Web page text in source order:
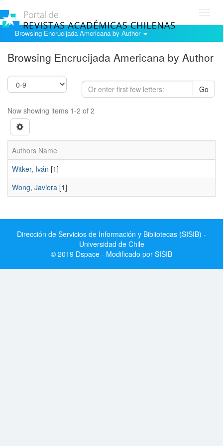
Browsing Encrucijada Americana by Author
Browsing Encrucijada Americana by Author
Go
Now showing items 1-2 of 2
Authors Name
Witker, Iván [1]
Wong, Javiera [1]
Dirección de Servicios de Información y Bibliotecas (SISIB) -
Universidad de Chile
© 2019 Dspace - Modificado por SISIB